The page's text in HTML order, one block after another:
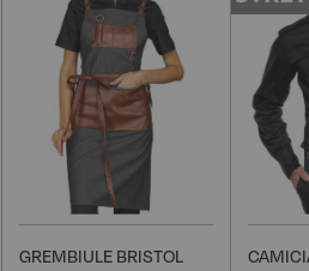
desideri
lista
desideri
GREMBIULE BRISTOL